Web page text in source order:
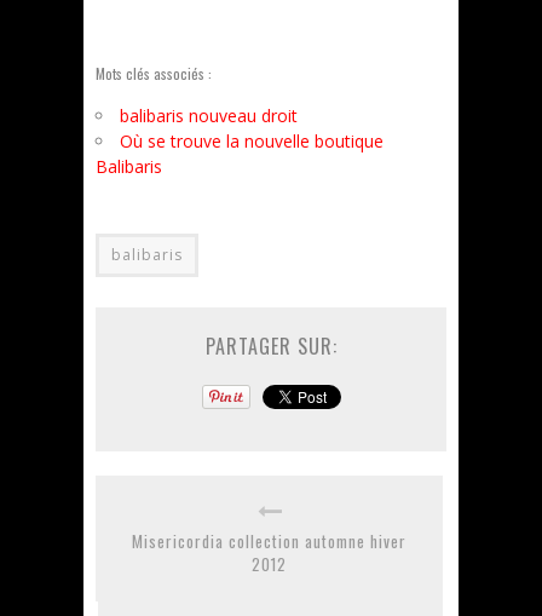
Mots clés associés :
balibaris nouveau droit
Où se trouve la nouvelle boutique
Balibaris
balibaris
PARTAGER SUR:
Misericordia collection automne hiver
2012